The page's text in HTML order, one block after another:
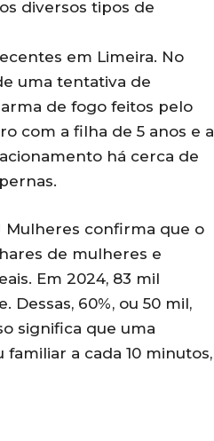
diversos tipos de
em Limeira. No
uma tentativa de
de fogo feitos pelo
com a filha de 5 anos e a
há cerca de
Mulheres confirma que o
de mulheres e
Em 2024, 83 mil
60%, ou 50 mil,
significa que uma
a cada 10 minutos,